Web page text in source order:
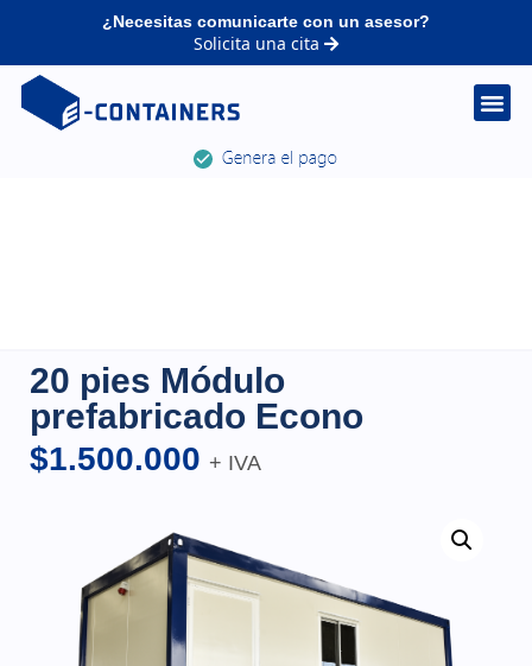
¿Necesitas comunicarte con un asesor?
Solicita una cita
20 pies Módulo
prefabricado Econo
$1.500.000 + IVA